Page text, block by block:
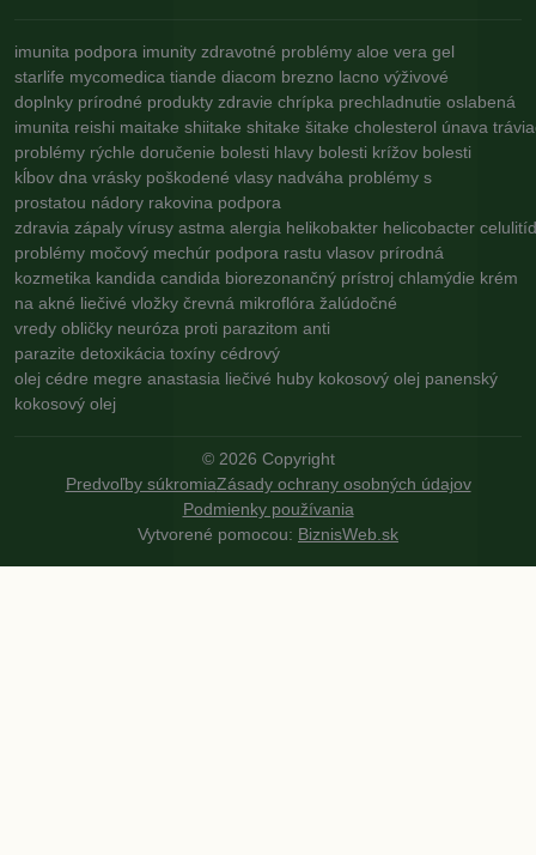
imunita podpora imunity zdravotné problémy aloe vera gel
starlife mycomedica tiande diacom brezno lacno výživové
doplnky prírodné produkty zdravie chrípka prechladnutie oslabená
imunita reishi maitake shiitake shitake šitake cholesterol únava
problémy rýchle doručenie bolesti hlavy bolesti krížov bolesti
kĺbov dna vrásky poškodené vlasy nadváha problémy s
prostatou nádory rakovina podpora
zdravia zápaly vírusy astma alergia helikobakter helicobacter
problémy močový mechúr podpora rastu vlasov prírodná
kozmetika kandida candida biorezonančný prístroj chlamýdie krém
na akné liečivé vložky črevná mikroflóra žalúdočné
vredy obličky neuróza proti parazitom anti
parazite detoxikácia toxíny cédrový
olej cédre megre anastasia liečivé huby kokosový olej panenský
kokosový olej
© 2026 Copyright
Predvoľby súkromiaZásady ochrany osobných údajov
Podmienky používania
Vytvorené pomocou: BiznisWeb.sk